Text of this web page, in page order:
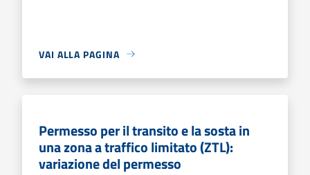
VAI ALLA PAGINA
Permesso per il transito e la sosta in
una zona a traffico limitato (ZTL):
variazione del permesso